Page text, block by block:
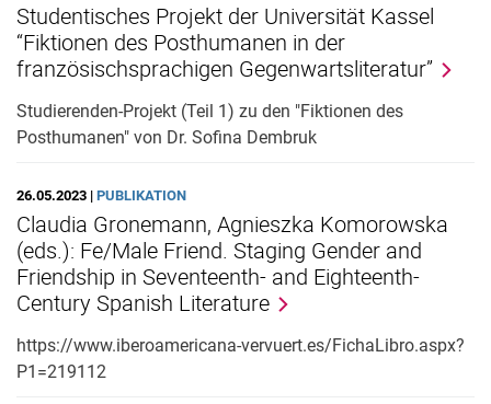
Studentisches Projekt der Universität Kassel
“Fiktionen des Posthumanen in der
französischsprachigen Gegenwartsliteratur”
Studierenden-Projekt (Teil 1) zu den "Fiktionen des
Posthumanen" von Dr. Sofina Dembruk
26.05.2023 | PUBLIKATION
Claudia Gronemann, Agnieszka Komorowska
(eds.): Fe/Male Friend. Staging Gender and
Friendship in Seventeenth- and Eighteenth-
Century Spanish Literature
https://www.iberoamericana-vervuert.es/FichaLibro.aspx?
P1=219112